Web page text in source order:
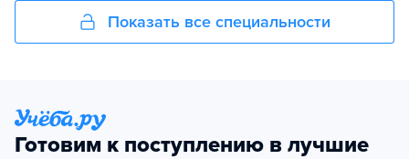
Показать все специальности
Готовим к поступлению в лучшие